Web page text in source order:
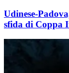
Udinese-
sfida di Coppa